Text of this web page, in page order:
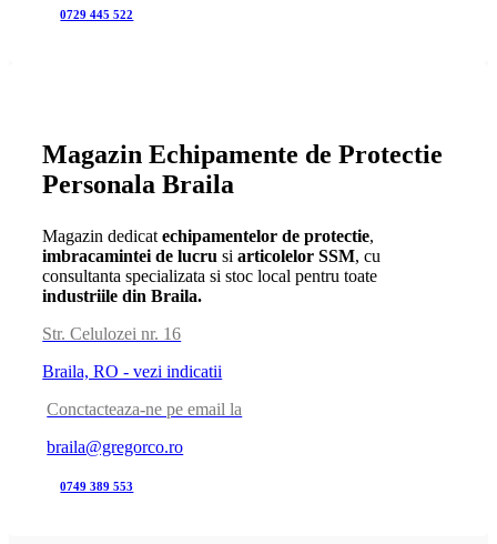
0729 445 522
Magazin Echipamente de Protectie
Personala Braila
Magazin dedicatechipamentelor de protectie,
imbracamintei de lucru siarticolelor SSM, cu
consultanta specializata si stoc local pentru toate
industriile din Braila.
Str. Celulozei nr. 16
Braila, RO - vezi indicatii
Conctacteaza-ne pe email la
braila@gregorco.ro
0749 389 553